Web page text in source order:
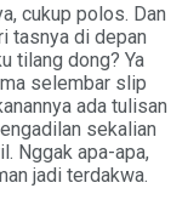
cukup polos. Dan
tasnya di depan
tilang dong? Ya
selembar slip
ada tulisan
sekalian
Nggak apa-apa,
jadi terdakwa.